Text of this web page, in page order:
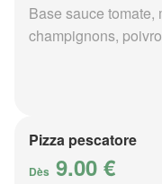
Base sauce tomate,
champignons,
Pizza pescatore
Dès 9.00 €